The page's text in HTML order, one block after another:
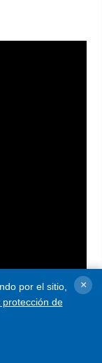
designar a
por el sitio,
de
×